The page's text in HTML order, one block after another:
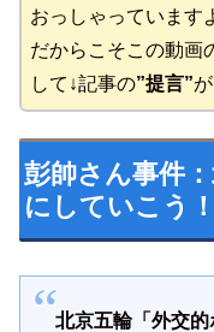
おっしゃっています
だからこそこの動画
して↓記事の”提言”
彭帥さん事件
にしていこう！
北京五輪「外交